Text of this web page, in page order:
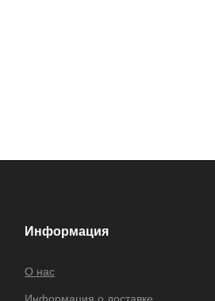
Информация
О нас